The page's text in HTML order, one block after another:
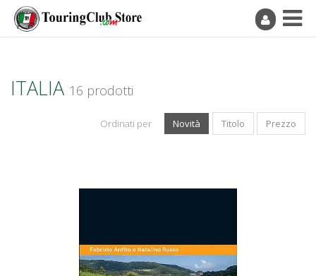
ITALIA 16 prodotti
Ordinati per Novità Titolo Prezzo